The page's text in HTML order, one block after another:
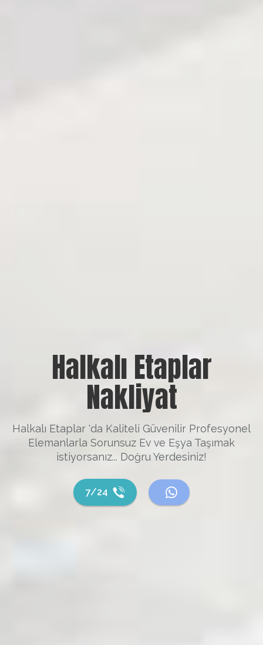
Halkalı Etaplar
Nakliyat
Halkalı Etaplar 'da Kaliteli Güvenilir Profesyonel
Elemanlarla Sorunsuz Ev ve Eşya Taşımak
istiyorsanız... Doğru Yerdesiniz!
7/24